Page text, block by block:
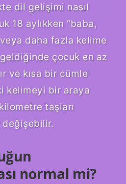
dil gelişimi nasıl
18 aylıkken “baba,
veya daha fazla kelime
çocuk en az
ve kısa bir cümle
kelimeyi bir araya
taşları
normal mi?